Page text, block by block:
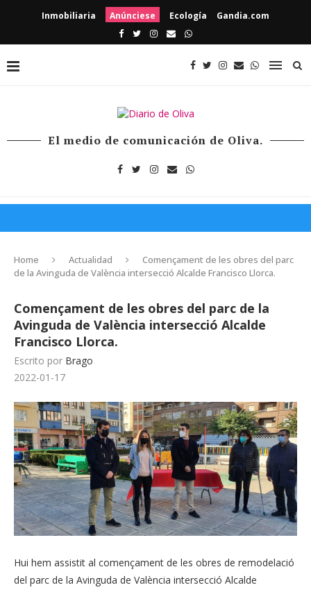
Inmobiliaria Anúnciese Ecología Gandia.com
El medio de comunicación de Oliva.
Home Actualidad
Començament de les obres del parc
de la Avinguda de València intersecció Alcalde Francisco Llorca.
Començament de les obres del parc de la
Avinguda de València intersecció Alcalde
Francisco Llorca.
Escrito por Brago
2022-01-17
Hui hem assistit al començament de les obres de remodelació
del parc de la Avinguda de València intersecció Alcalde